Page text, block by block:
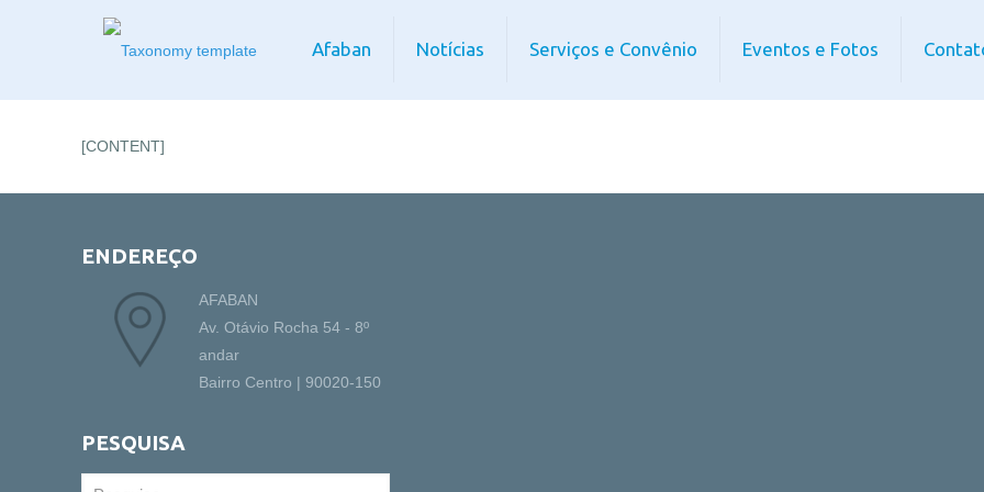
Afaban Notícias Serviços e Convênio Eventos e Fotos
[CONTENT]
ENDEREÇO
AFABAN
Av. Otávio Rocha 54 - 8º
andar
Bairro Centro | 90020-150
PESQUISA